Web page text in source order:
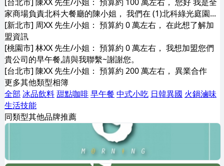
家商場負責北科大餐廳的陳小姐， 我們在 (1)北科綠光庭園...
[新北市] 周XX 先生/小姐： 預算約 0 萬左右， 在此想了解加
盟資訊
[桃園市] 林XX 先生/小姐： 預算約 0 萬左右， 我想加盟您們
貴公司的早午餐,請與我聯繫~謝謝您。
[台北市] 陳XX 先生/小姐： 預算約 200 萬左右， 異業合作
更多其他類型相簿
全部 冰品飲料甜點咖啡早午餐 中式小吃 日韓異國 火鍋滷味
生活技能
同類型其他品牌推薦